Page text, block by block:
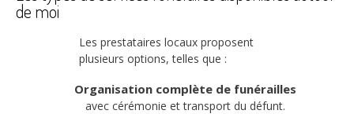
de moi
Les prestataires locaux proposent
plusieurs options, telles que :
Organisation complète de funérailles
avec cérémonie et transport du défunt.